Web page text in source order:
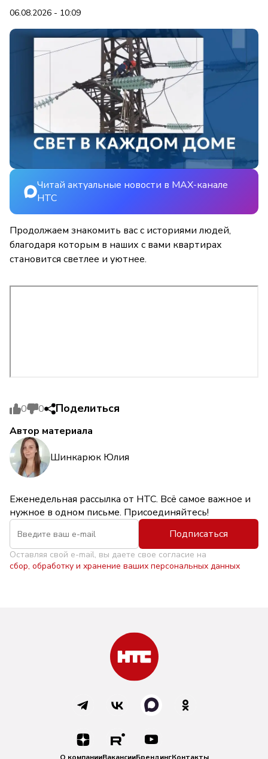
06.08.2026 - 10:09
Читай актуальные новости в MAX-канале
НТС
Продолжаем знакомить вас с историями людей,
благодаря которым в наших с вами квартирах
становится светлее и уютнее.
0 0 Поделиться
Автор материала
Шинкарюк Юлия
Еженедельная рассылка от НТС. Всё самое важное и
нужное в одном письме. Присоединяйтесь!
Подписаться
Оставляя свой e-mail, вы даете свое согласие на
сбор, обработку и хранение ваших персональных данных